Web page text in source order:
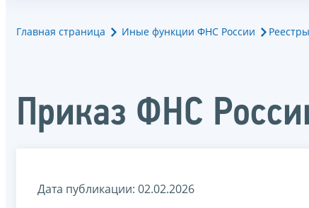
Главная страница Иные функции ФНС России
Приказ ФНС
Дата публикации: 02.02.2026